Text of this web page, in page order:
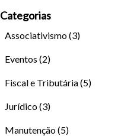
Categorias
Associativismo(3)
Eventos (2)
Fiscal e Tributária(5)
Jurídico(3)
Manutenção(5)